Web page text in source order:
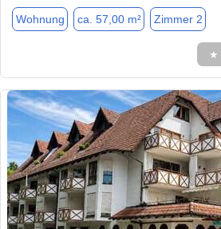
Wohnung ca. 57,00 m² Zimmer 2
★